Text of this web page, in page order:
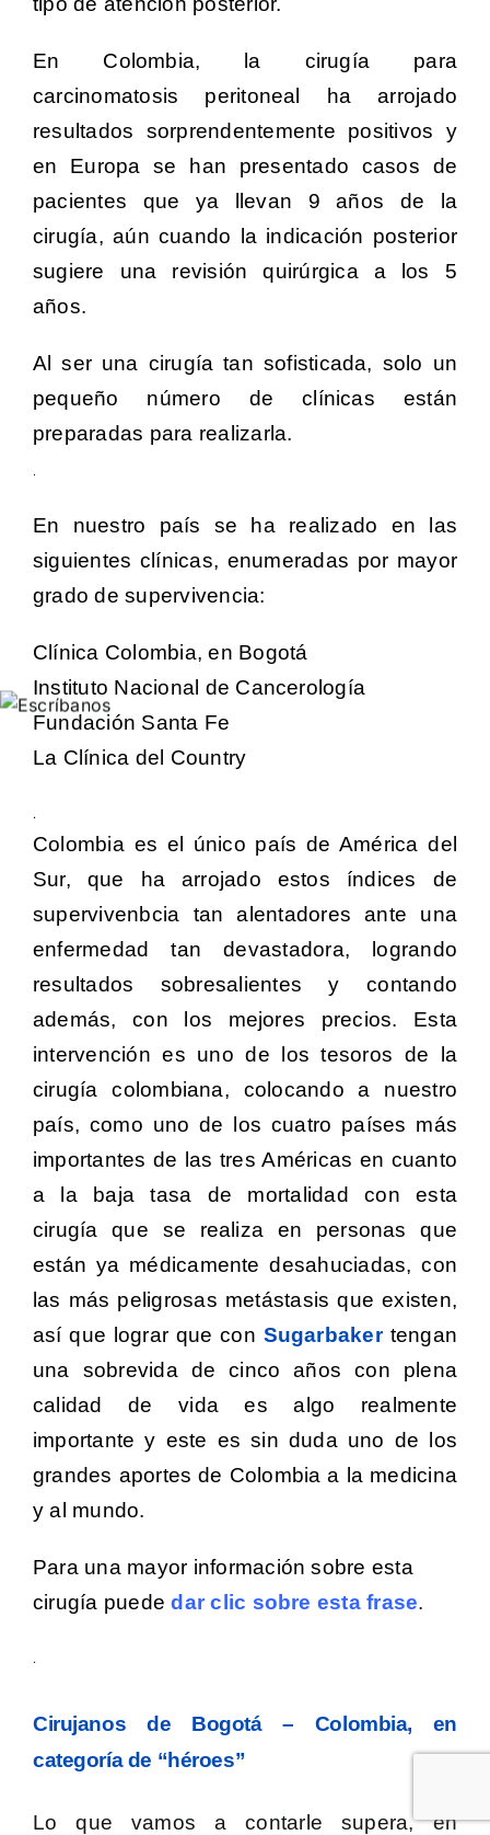
En Colombia, la cirugía para
carcinomatosis peritoneal ha arrojado
resultados sorprendentemente positivos y
en Europa se han presentado casos de
pacientes que ya llevan 9 años de la
cirugía, aún cuando la indicación posterior
sugiere una revisión quirúrgica a los 5
años.
Al ser una cirugía tan sofisticada, solo un
pequeño número de clínicas están
preparadas para realizarla.
En nuestro país se ha realizado en las
siguientes clínicas, enumeradas por mayor
grado de supervivencia:
Clínica Colombia, en Bogotá
Instituto Nacional de Cancerología
Fundación Santa Fe
La Clínica del Country
.
Colombia es el único país de América del
Sur, que ha arrojado estos índices de
supervivenbcia tan alentadores ante una
enfermedad tan devastadora, logrando
resultados sobresalientes y contando
además, con los mejores precios. Esta
intervención es uno de los tesoros de la
cirugía colombiana, colocando a nuestro
país, como uno de los cuatro países más
importantes de las tres Américas en cuanto
a la baja tasa de mortalidad con esta
cirugía que se realiza en personas que
están ya médicamente desahuciadas, con
las más peligrosas metástasis que existen,
así que lograr que con Sugarbakertengan
una sobrevida de cinco años con plena
calidad de vida es algo realmente
importante y este es sin duda uno de los
grandes aportes de Colombia a la medicina
y al mundo.
Para una mayor información sobre esta
cirugía puede dar clic sobre esta frase.
.
Cirujanos de Bogotá – Colombia, en
categoría de “héroes”
Lo que vamos a contarle supera, en